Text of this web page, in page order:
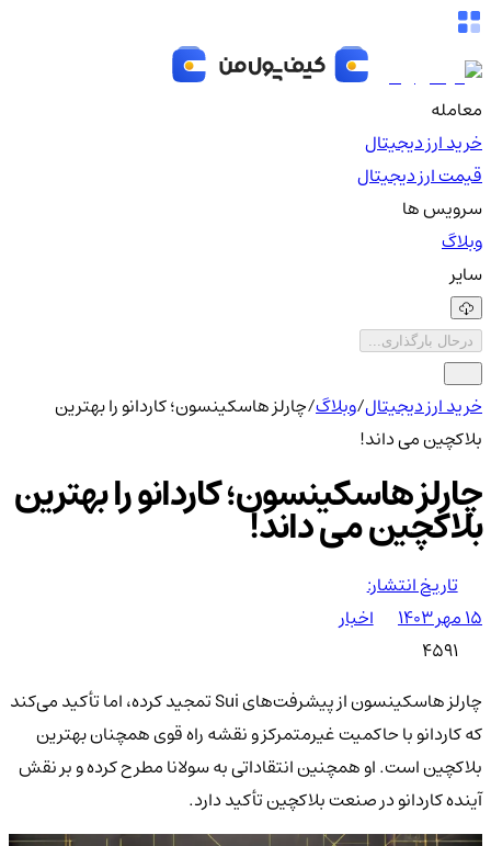
معامله
خرید ارز دیجیتال
قیمت ارز دیجیتال
سرویس ها
وبلاگ
سایر
درحال بارگذاری...
خرید ارز دیجیتال/وبلاگ/چارلز هاسکینسون؛ کاردانو را بهترین
بلاکچین می داند!
چارلز هاسکینسون؛ کاردانو را بهترین
بلاکچین می داند!
تاریخ انتشار:
۱۵ مهر ۱۴۰۳
اخبار
4591
چارلز هاسکینسون از پیشرفت‌های Sui تمجید کرده، اما تأکید می‌کند
که کاردانو با حاکمیت غیرمتمرکز و نقشه راه قوی همچنان بهترین
بلاکچین است. او همچنین انتقاداتی به سولانا مطرح کرده و بر نقش
آینده کاردانو در صنعت بلاکچین تأکید دارد.